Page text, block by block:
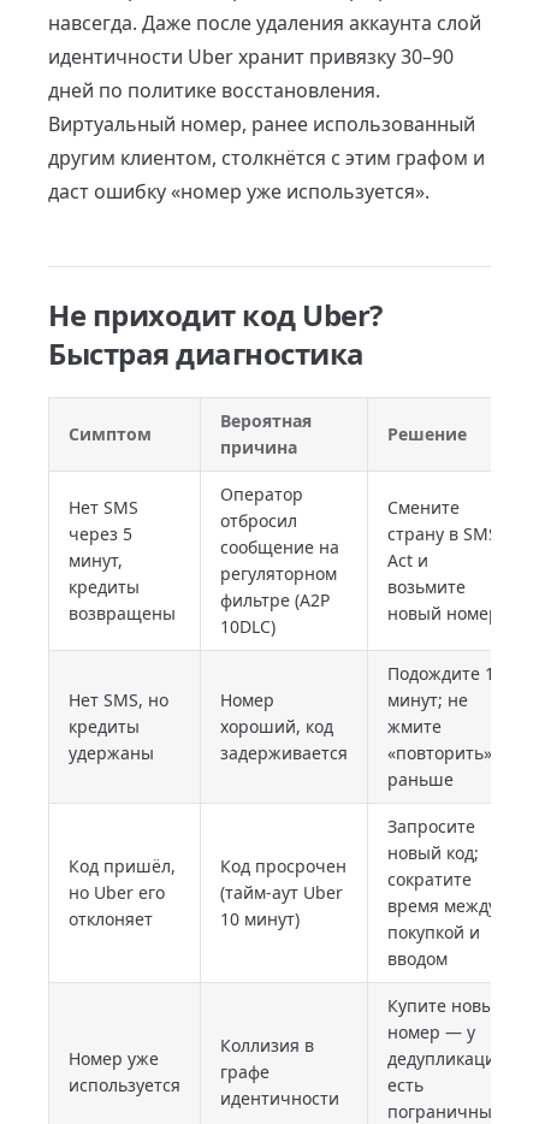
навсегда. Даже после удаления аккаунта слой
идентичности Uber хранит привязку 30–90
дней по политике восстановления.
Виртуальный номер, ранее использованный
другим клиентом, столкнётся с этим графом и
даст ошибку «номер уже используется».
Не приходит код Uber?
Быстрая диагностика
Симптом
Вероятная
причина
Решение
Нет SMS
через 5
минут,
кредиты
возвращены
Оператор
отбросил
сообщение на
регуляторном
фильтре (A2P
10DLC)
Смените
страну в SMS-
Act и
возьмите
новый номер
Нет SMS, но
кредиты
удержаны
Номер
хороший, код
задерживается
Подождите 10
минут; не
жмите
«повторить»
раньше
Код пришёл,
но Uber его
отклоняет
Код просрочен
(тайм-аут Uber
10 минут)
Запросите
новый код;
сократите
время между
покупкой и
вводом
Номер уже
используется
Коллизия в
графе
идентичности
Купите новый
номер — у
дедупликации
есть
пограничные